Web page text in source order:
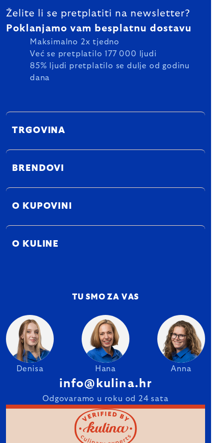
Želite li se pretplatiti na newsletter?
Poklanjamo vam besplatnu dostavu
Maksimalno 2x tjedno
Već se pretplatilo 177 000 ljudi
85% ljudi pretplatilo se dulje od godinu
dana
TRGOVINA
BRENDOVI
O KUPOVINI
O KULINE
TU SMO ZA VAS
Denisa Hana Anna
info@kulina.hr
Odgovaramo u roku od 24 sata